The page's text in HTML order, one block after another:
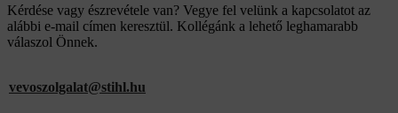
Kérdése vagy észrevétele van? Vegye fel velünk a kapcsolatot az
alábbi e-mail címen keresztül. Kollégánk a lehető leghamarabb
válaszol Önnek.
vevoszolgalat@stihl.hu